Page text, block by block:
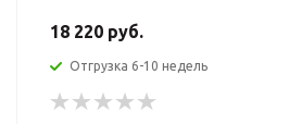
18 220 руб.
Отгрузка 6-10 недель